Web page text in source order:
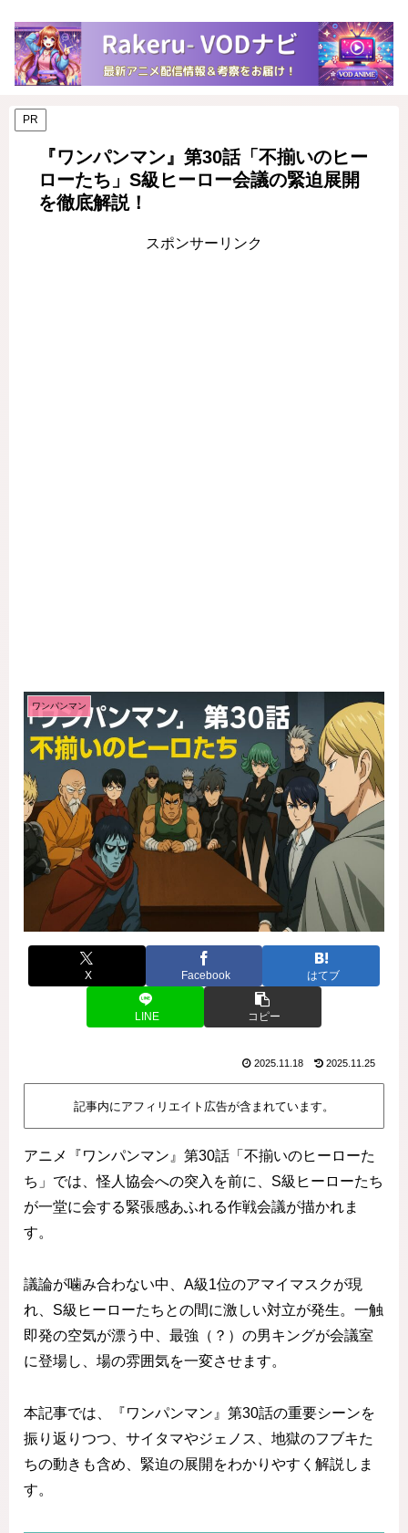
PR
『ワンパンマン』第30話「不揃いのヒー
ローたち」S級ヒーロー会議の緊迫展開
を徹底解説！
スポンサーリンク
ワンパンマン
X Facebook はてブ
LINE コピー
2025.11.18 2025.11.25
記事内にアフィリエイト広告が含まれています。
アニメ『ワンパンマン』第30話「不揃いのヒーローた
ち」では、怪人協会への突入を前に、S級ヒーローたち
が一堂に会する緊張感あふれる作戦会議が描かれま
す。
議論が噛み合わない中、A級1位のアマイマスクが現
れ、S級ヒーローたちとの間に激しい対立が発生。一触
即発の空気が漂う中、最強（？）の男キングが会議室
に登場し、場の雰囲気を一変させます。
本記事では、『ワンパンマン』第30話の重要シーンを
振り返りつつ、サイタマやジェノス、地獄のフブキた
ちの動きも含め、緊迫の展開をわかりやすく解説しま
す。